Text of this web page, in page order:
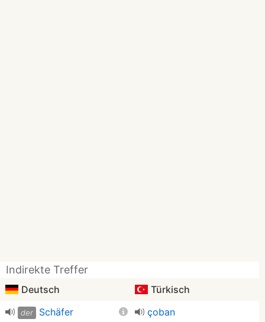
Indirekte Treffer
Deutsch Türkisch
der Schäfer çoban